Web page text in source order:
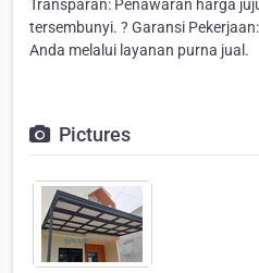
Transparan: Penawaran harga
tersembunyi. ? Garansi
Anda melalui layanan purna jual.
Pictures